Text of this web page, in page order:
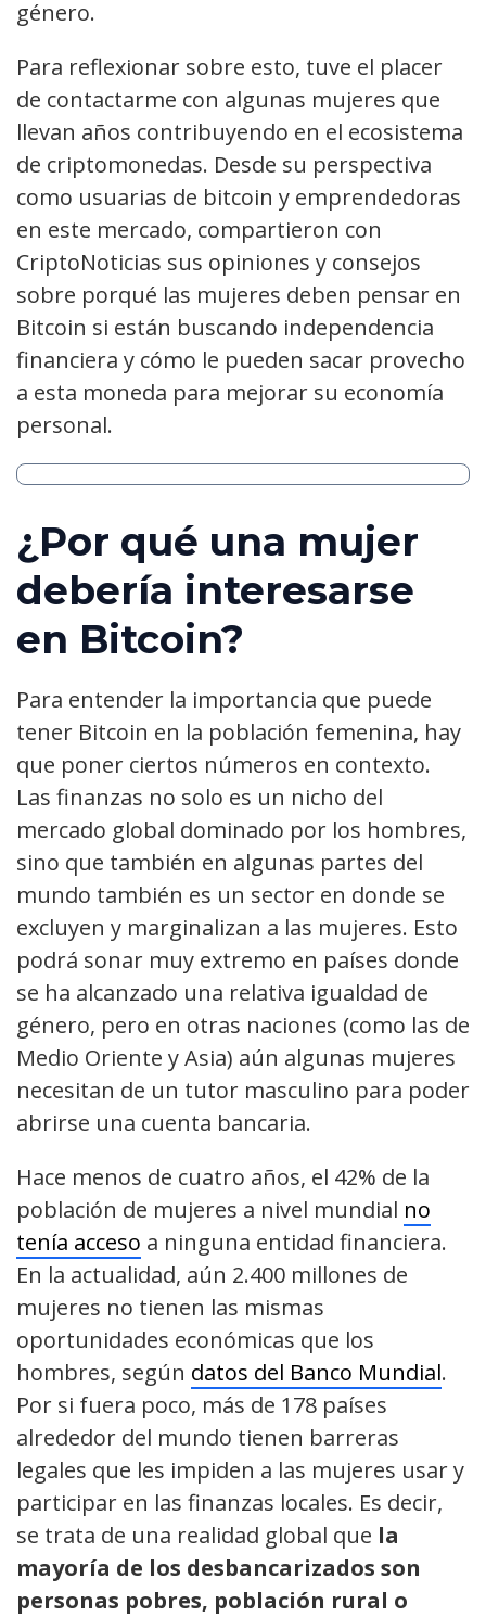
género.
Para reflexionar sobre esto, tuve el placer
de contactarme con algunas mujeres que
llevan años contribuyendo en el ecosistema
de criptomonedas. Desde su perspectiva
como usuarias de bitcoin y emprendedoras
en este mercado, compartieron con
CriptoNoticias sus opiniones y consejos
sobre porqué las mujeres deben pensar en
Bitcoin si están buscando independencia
financiera y cómo le pueden sacar provecho
a esta moneda para mejorar su economía
personal.
¿Por qué una mujer
debería interesarse
en Bitcoin?
Para entender la importancia que puede
tener Bitcoin en la población femenina, hay
que poner ciertos números en contexto.
Las finanzas no solo es un nicho del
mercado global dominado por los hombres,
sino que también en algunas partes del
mundo también es un sector en donde se
excluyen y marginalizan a las mujeres. Esto
podrá sonar muy extremo en países donde
se ha alcanzado una relativa igualdad de
género, pero en otras naciones (como las de
Medio Oriente y Asia) aún algunas mujeres
necesitan de un tutor masculino para poder
abrirse una cuenta bancaria.
Hace menos de cuatro años, el 42% de la
población de mujeres a nivel mundial no
tenía acceso a ninguna entidad financiera.
En la actualidad, aún 2.400 millones de
mujeres no tienen las mismas
oportunidades económicas que los
hombres, según datos del Banco Mundial.
Por si fuera poco, más de 178 países
alrededor del mundo tienen barreras
legales que les impiden a las mujeres usar y
participar en las finanzas locales. Es decir,
se trata de una realidad global que la
mayoría de los desbancarizados son
personas pobres, población rural o